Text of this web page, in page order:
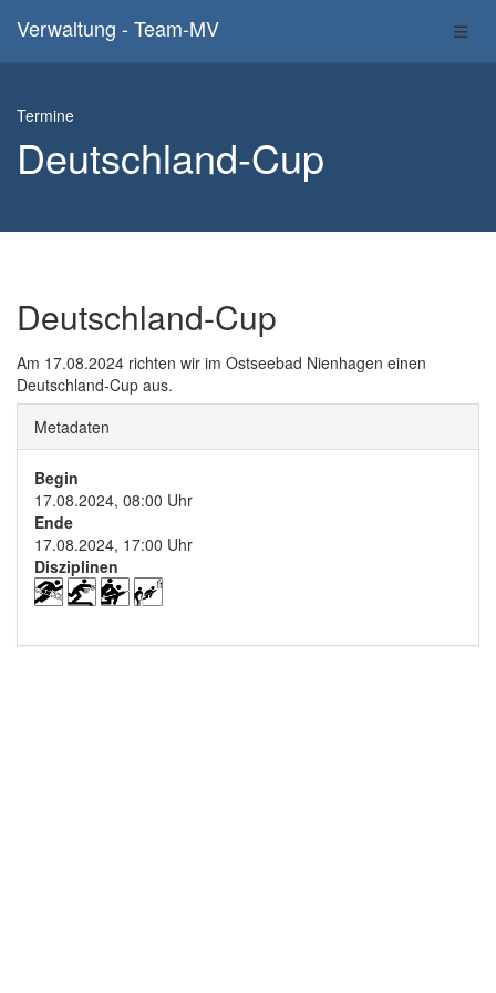
Verwaltung - Team-MV
Termine
Deutschland-Cup
Deutschland-Cup
Am 17.08.2024 richten wir im Ostseebad Nienhagen einen
Deutschland-Cup aus.
Metadaten
Begin
17.08.2024, 08:00 Uhr
Ende
17.08.2024, 17:00 Uhr
Disziplinen